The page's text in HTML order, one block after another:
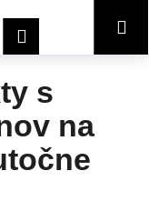
PrihlásenieNákupný
s
na